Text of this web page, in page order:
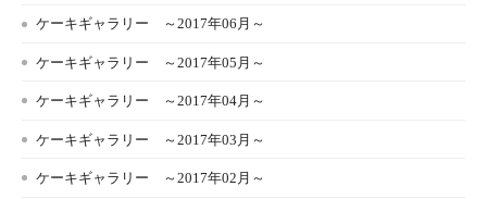
ケーキギャラリー ～2017年06月～
ケーキギャラリー ～2017年05月～
ケーキギャラリー ～2017年04月～
ケーキギャラリー ～2017年03月～
ケーキギャラリー ～2017年02月～